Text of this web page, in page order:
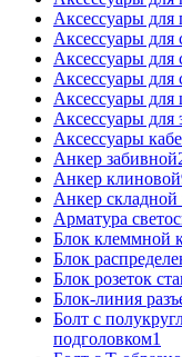
Аксессуары для
Аксессуары
Аксессуары для
Аксессуары
Аксессуары
Аксессуары для
Аксессуары
Анкер забивной
Анкер клиновой
Анкер
Арматура
Блок клеммной
Блок
Блок розеток
Блок-линия
Болт с
подголовком1